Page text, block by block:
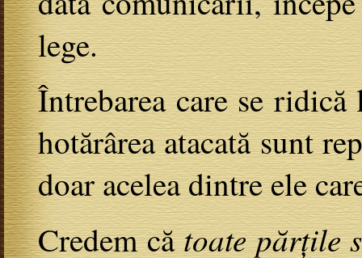
lege.
Întrebarea care se
hotărârea atacată sunt
doar acelea dintre ele
Credem cătoate părțile